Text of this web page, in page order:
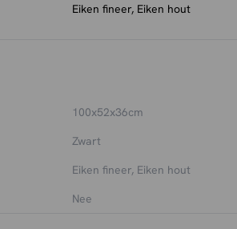
Eiken fineer, Eiken hout
100x52x36cm
Zwart
Eiken fineer, Eiken hout
Nee